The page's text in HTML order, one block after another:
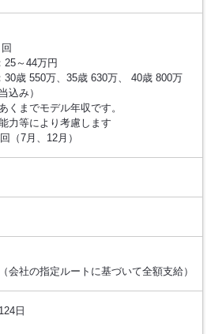
25～44万円
30歳 550万、35歳 630万、 40歳 800万
込み）
くまでモデル年収です。
力等により考慮します
（7月、12月）
会社の指定ルートに基づいて全額支給）
日